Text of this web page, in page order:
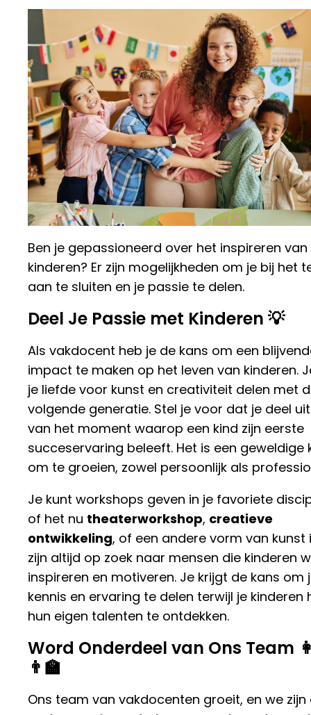
Ben je gepassioneerd over het inspireren van
kinderen? Er zijn mogelijkheden om je bij het
aan te sluiten en je passie te delen.
Deel Je Passie met Kinderen 💡
Als vakdocent heb je de kans om een
impact te maken op het leven van kinderen.
je liefde voor kunst en creativiteit delen met
volgende generatie. Stel je voor dat je deel
van het moment waarop een kind zijn eerste
succeservaring beleeft. Het is een geweldige
om te groeien, zowel persoonlijk als
Je kunt workshops geven in je favoriete
of het nu theaterworkshop, creatieve
ontwikkeling, of een andere vorm van kunst
zijn altijd op zoek naar mensen die kinderen
inspireren en motiveren. Je krijgt de kans om
kennis en ervaring te delen terwijl je kinderen
hun eigen talenten te ontdekken.
Word Onderdeel van Ons Team
👨‍🏫
Ons team van vakdocenten groeit, en we zijn